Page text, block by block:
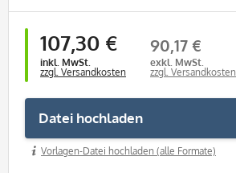
107,30 €
inkl. MwSt.
zzgl. Versandkosten
90,17 €
exkl. MwSt.
zzgl. Versandkosten
Datei hochladen
Vorlagen-Datei hochladen (alle Formate)